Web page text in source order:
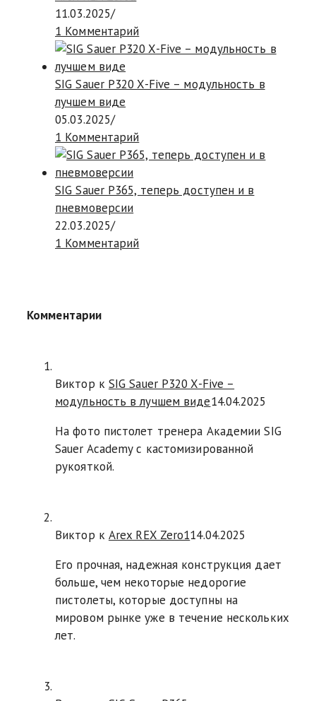
11.03.2025/
1 Комментарий
SIG Sauer P320 X-Five – модульность в
лучшем виде
05.03.2025/
1 Комментарий
SIG Sauer P365, теперь доступен и в
пневмоверсии
22.03.2025/
1 Комментарий
Комментарии
Виктор к SIG Sauer P320 X-Five –
модульность в лучшем виде14.04.2025
На фото пистолет тренера Академии SIG
Sauer Academy с кастомизированной
рукояткой.
Виктор к Arex REX Zero114.04.2025
Его прочная, надежная конструкция дает
больше, чем некоторые недорогие
пистолеты, которые доступны на
мировом рынке уже в течение нескольких
лет.